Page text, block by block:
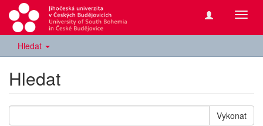
Hledat
Hledat
Vykonat